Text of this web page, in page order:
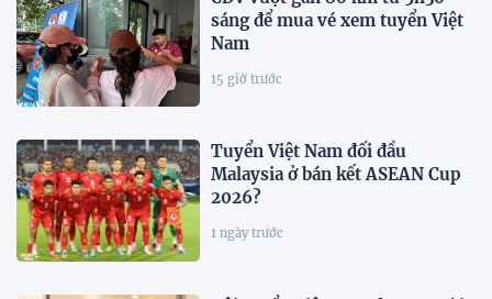
sáng để mua vé xem tuyển Việt
Nam
15 giờ trước
Tuyển Việt Nam đối đầu
Malaysia ở bán kết ASEAN Cup
2026?
1 ngày trước